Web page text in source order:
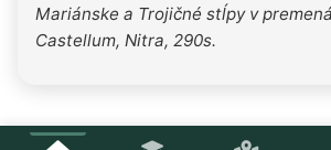
Mariánske a Trojičné stĺpy v
Castellum, Nitra, 290s.